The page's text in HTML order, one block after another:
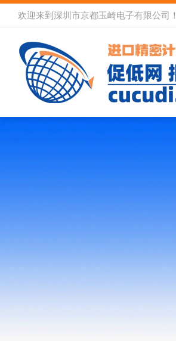
欢迎来到深圳市京都玉崎电子有限公司！